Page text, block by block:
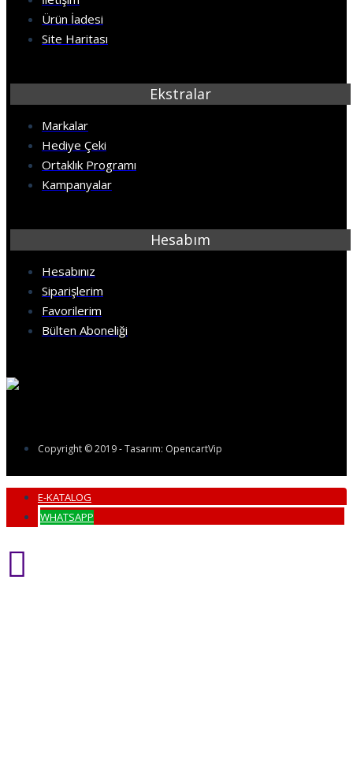
Ürün İadesi
Site Haritası
Ekstralar
Markalar
Hediye Çeki
Ortaklık Programı
Kampanyalar
Hesabım
Hesabınız
Siparişlerim
Favorilerim
Bülten Aboneliği
Copyright © 2019 - Tasarım: OpencartVip
E-KATALOG
WHATSAPP